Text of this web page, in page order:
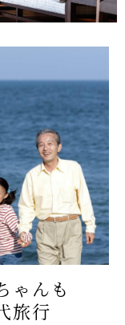
ゃんも
旅行